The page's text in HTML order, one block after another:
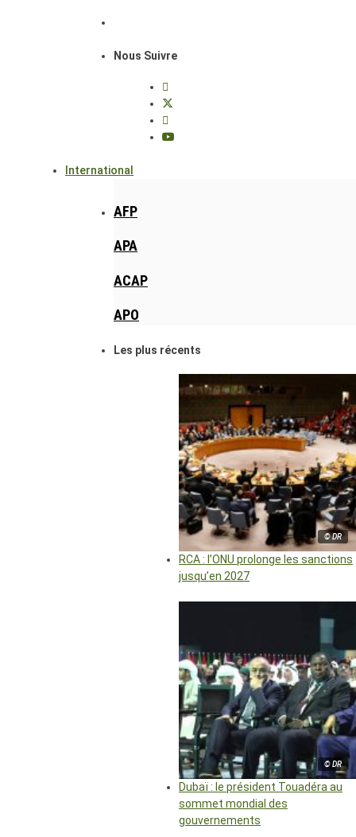
Nous Suivre
International
AFP
APA
ACAP
APO
Les plus récents
© DR
RCA : l’ONU prolonge les sanctions
jusqu’en 2027
© DR
Dubaï : le président Touadéra au
sommet mondial des
gouvernements